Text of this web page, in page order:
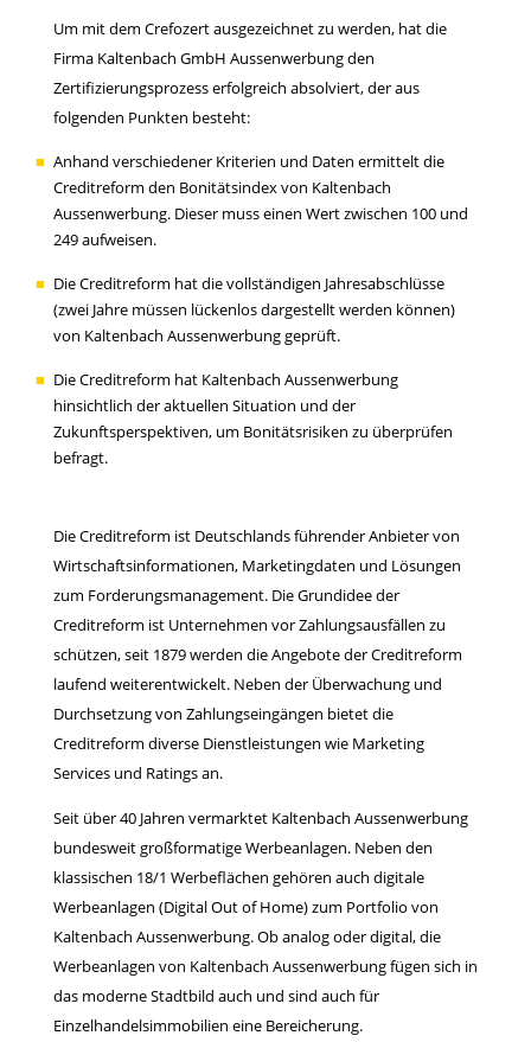
Um mit dem Crefozert ausgezeichnet zu werden, hat die
Firma Kaltenbach GmbH Aussenwerbung den
Zertifizierungsprozess erfolgreich absolviert, der aus
folgenden Punkten besteht:
Anhand verschiedener Kriterien und Daten ermittelt die
Creditreform den Bonitätsindex von Kaltenbach
Aussenwerbung. Dieser muss einen Wert zwischen 100 und
249 aufweisen.
Die Creditreform hat die vollständigen Jahresabschlüsse
(zwei Jahre müssen lückenlos dargestellt werden können)
von Kaltenbach Aussenwerbung geprüft.
Die Creditreform hat Kaltenbach Aussenwerbung
hinsichtlich der aktuellen Situation und der
Zukunftsperspektiven, um Bonitätsrisiken zu überprüfen
befragt.
Die Creditreform ist Deutschlands führender Anbieter von
Wirtschaftsinformationen, Marketingdaten und Lösungen
zum Forderungsmanagement. Die Grundidee der
Creditreform ist Unternehmen vor Zahlungsausfällen zu
schützen, seit 1879 werden die Angebote der Creditreform
laufend weiterentwickelt. Neben der Überwachung und
Durchsetzung von Zahlungseingängen bietet die
Creditreform diverse Dienstleistungen wie Marketing
Services und Ratings an.
Seit über 40 Jahren vermarktet Kaltenbach Aussenwerbung
bundesweit großformatige Werbeanlagen. Neben den
klassischen 18/1 Werbeflächen gehören auch digitale
Werbeanlagen (Digital Out of Home) zum Portfolio von
Kaltenbach Aussenwerbung. Ob analog oder digital, die
Werbeanlagen von Kaltenbach Aussenwerbung fügen sich in
das moderne Stadtbild auch und sind auch für
Einzelhandelsimmobilien eine Bereicherung.